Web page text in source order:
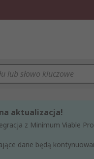
aktualizacja!
z Minimum Viable
dane będą